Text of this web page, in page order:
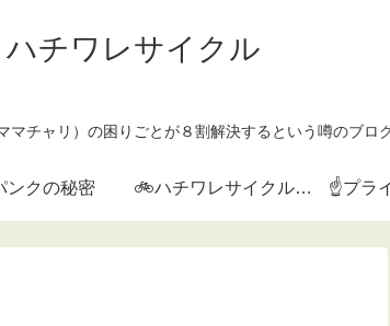
ハチワレサイクル
マチャリ）の困りごとが８割解決するという噂のブログ
ンクの秘密 🚲ハチワレサイクルとは？ ☝プラ